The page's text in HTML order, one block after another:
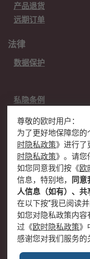
产品退货
远期订单
法律
数据保护
私隐条例
关于欧时
欧时销售条款
企业集团
关于我们
加入我们
尊敬的欧时用户：
为了更好地保障您
时隐私政策》 进行了
时隐私政策》 。请您
如您同意我们按 《欧
信息，特别地，
同
人信息（如有）、
在以下按“我已阅读并
如您对隐私政策内
过 《欧时隐私政策》
感谢您对我们服务的